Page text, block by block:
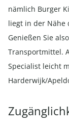
nämlich Burger
liegt in der Nähe
Genießen Sie
Transportmittel.
Specialist leicht
Harderwijk/